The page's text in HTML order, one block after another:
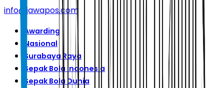
info@jawapos.com
Awarding
Nasional
Surabaya Raya
Sepak Bola Indonesia
Sepak Bola Dunia